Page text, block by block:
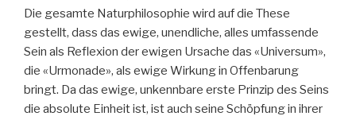
Die gesamte Naturphilosophie wird auf die These
gestellt, dass das ewige, unendliche, alles umfassende
Sein als Reflexion der ewigen Ursache das «Universum»,
die «Urmonade», als ewige Wirkung in Offenbarung
bringt. Da das ewige, unkennbare erste Prinzip des Seins
die absolute Einheit ist, ist auch seine Schöpfung in ihrer